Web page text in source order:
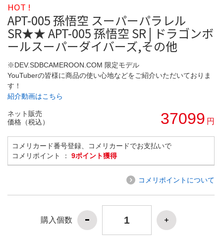
HOT !
APT-005 孫悟空 スーパーパラレル
SR★★ APT-005 孫悟空 SR | ドラゴンボ
ールスーパーダイバーズ,その他
※DEV.SDBCAMEROON.COM 限定モデル
YouTuberの皆様に商品の使い心地などをご紹介いただいておりま
す！
紹介動画はこちら
ネット販売
価格（税込）
37099 円
コメリカード番号登録、コメリカードでお支払いで
コメリポイント ： 9ポイント獲得
コメリポイントについて
購入個数